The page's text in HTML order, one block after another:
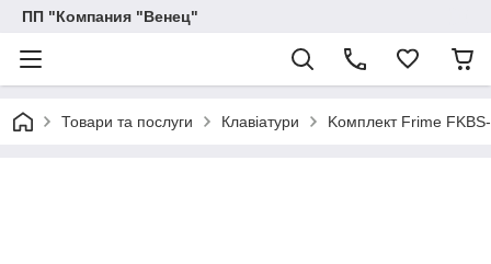
ПП "Компания "Венец"
Товари та послуги Клавіатури Kомплект Frime